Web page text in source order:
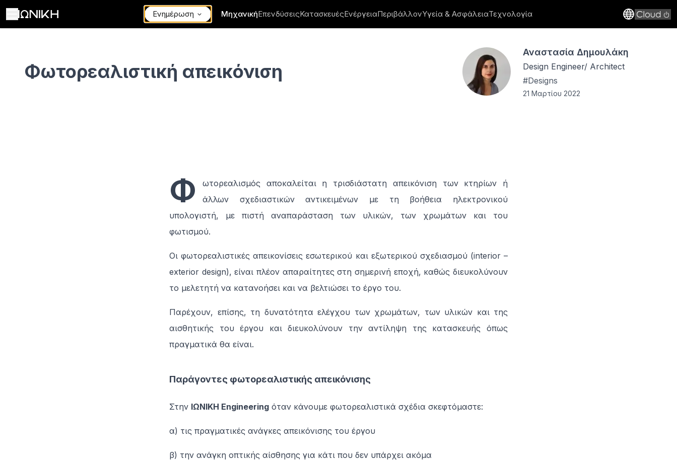
Ενημέρωση ΜηχανικήΕπενδύσειςΚατασκευέςΕνέργειαΠεριβάλλονΥγεία & ΑσφάλειαΤεχνολογία
Φωτορεαλιστική απεικόνιση
Αναστασία Δημουλάκη
Design Engineer/ Architect
#Designs
21 Μαρτίου 2022
Φ
ωτορεαλισμός αποκαλείται η τρισδιάστατη απεικόνιση των κτηρίων ή
άλλων σχεδιαστικών αντικειμένων με τη βοήθεια ηλεκτρονικού
υπολογιστή, με πιστή αναπαράσταση των υλικών, των χρωμάτων και του
φωτισμού.
Οι φωτορεαλιστικές απεικονίσεις εσωτερικού και εξωτερικού σχεδιασμού (interior –
exterior design), είναι πλέον απαραίτητες στη σημερινή εποχή, καθώς διευκολύνουν
το μελετητή να κατανοήσει και να βελτιώσει το έργο του.
Παρέχουν, επίσης, τη δυνατότητα ελέγχου των χρωμάτων, των υλικών και της
αισθητικής του έργου και διευκολύνουν την αντίληψη της κατασκευής όπως
πραγματικά θα είναι.
Παράγοντες φωτορεαλιστικής απεικόνισης
Στην ΙΩΝΙΚΗ Engineering όταν κάνουμε φωτορεαλιστικά σχέδια σκεφτόμαστε:
α) τις πραγματικές ανάγκες απεικόνισης του έργου
β) την ανάγκη οπτικής αίσθησης για κάτι που δεν υπάρχει ακόμα